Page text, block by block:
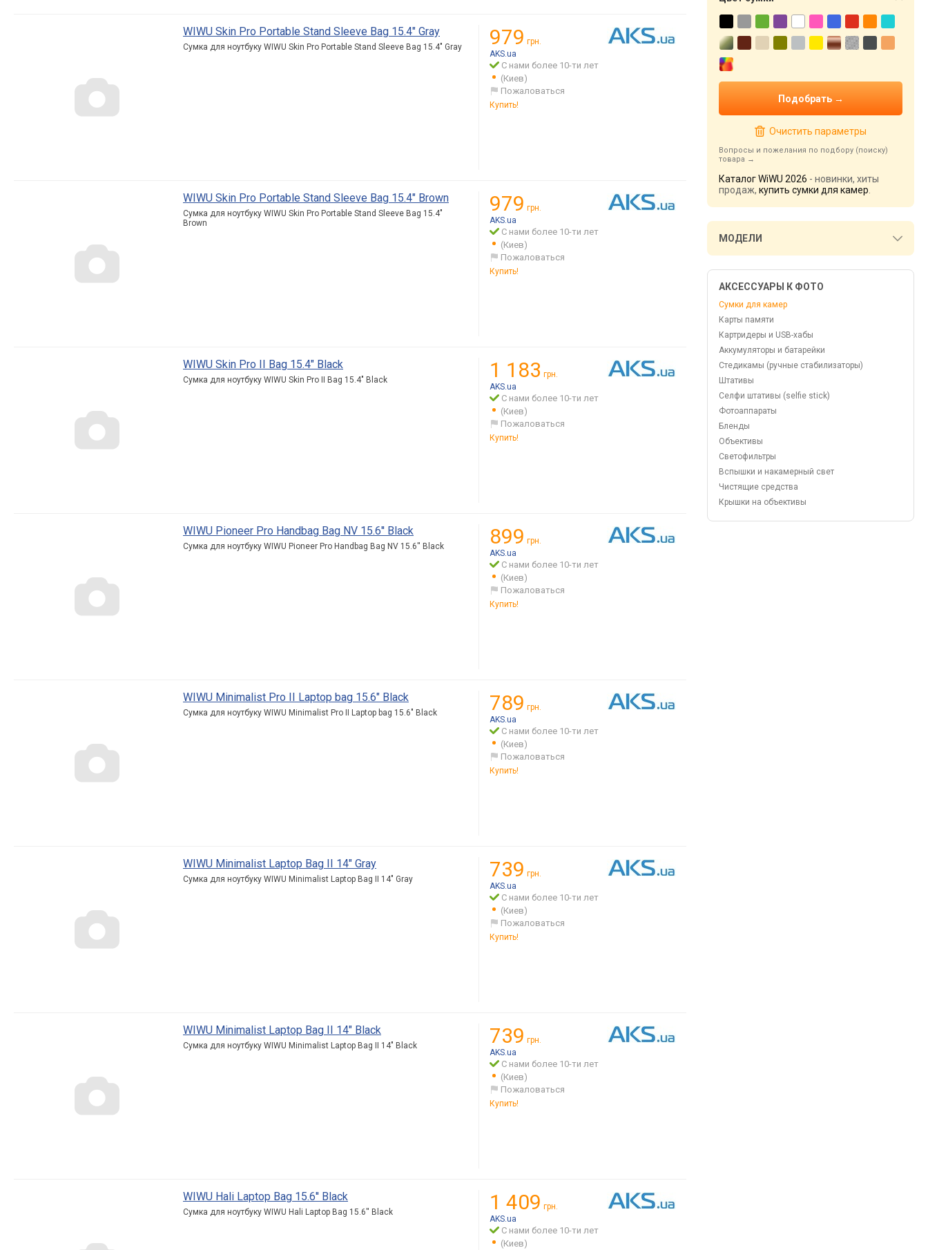
WIWU Skin Pro Portable Stand Sleeve Bag 15.4" Gray
Сумка для ноутбуку WIWU Skin Pro Portable Stand Sleeve Bag 15.4" Gray 979 грн.
AKS.ua
С нами более 10-ти лет
(Киев)
Пожаловаться
Купить!
WIWU Skin Pro Portable Stand Sleeve Bag 15.4" Brown
Сумка для ноутбуку WIWU Skin Pro Portable Stand Sleeve Bag 15.4"
Brown
979 грн.
AKS.ua
С нами более 10-ти лет
(Киев)
Пожаловаться
Купить!
WIWU Skin Pro II Bag 15.4" Black
Сумка для ноутбуку WIWU Skin Pro II Bag 15.4" Black 1 183 грн.
AKS.ua
С нами более 10-ти лет
(Киев)
Пожаловаться
Купить!
WIWU Pioneer Pro Handbag Bag NV 15.6'' Black
Сумка для ноутбуку WIWU Pioneer Pro Handbag Bag NV 15.6'' Black 899 грн.
AKS.ua
С нами более 10-ти лет
(Киев)
Пожаловаться
Купить!
WIWU Minimalist Pro II Laptop bag 15.6" Black
Сумка для ноутбуку WIWU Minimalist Pro II Laptop bag 15.6" Black 789 грн.
AKS.ua
С нами более 10-ти лет
(Киев)
Пожаловаться
Купить!
WIWU Minimalist Laptop Bag II 14" Gray
Сумка для ноутбуку WIWU Minimalist Laptop Bag II 14" Gray 739 грн.
AKS.ua
С нами более 10-ти лет
(Киев)
Пожаловаться
Купить!
WIWU Minimalist Laptop Bag II 14" Black
Сумка для ноутбуку WIWU Minimalist Laptop Bag II 14" Black 739 грн.
AKS.ua
С нами более 10-ти лет
(Киев)
Пожаловаться
Купить!
WIWU Hali Laptop Bag 15.6'' Black
Сумка для ноутбуку WIWU Hali Laptop Bag 15.6'' Black 1 409 грн.
AKS.ua
С нами более 10-ти лет
(Киев)
Очистить параметры
Вопросы и пожелания по подбору (поиску)
товара
Каталог WiWU 2026 - новинки, хиты
продаж, купить сумки для камер
МОДЕЛИ
АКСЕССУАРЫ К ФОТО
Сумки для камер
Карты памяти
Картридеры и USB-хабы
Аккумуляторы и батарейки
Стедикамы (ручные стабилизаторы)
Штативы
Селфи штативы (selfie stick)
Фотоаппараты
Бленды
Объективы
Светофильтры
Вспышки и накамерный свет
Чистящие средства
Крышки на объективы